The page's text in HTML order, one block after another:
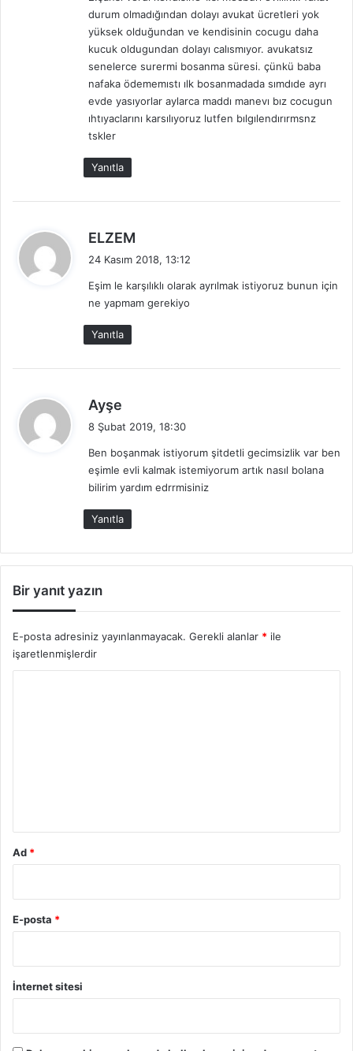
durum olmadığından dolayı avukat ücretleri yok
yüksek olduğundan ve kendisinin cocugu daha
kucuk oldugundan dolayı calısmıyor. avukatsız
senelerce surermi bosanma süresi. çünkü baba
nafaka ödememıstı ılk bosanmadada sımdıde ayrı
evde yasıyorlar aylarca maddı manevı bız cocugun
ıhtıyaclarını karsılıyoruz lutfen bılgılendırırmsnz
tskler
Yanıtla
ELZEM
i
k
24 Kasım 2018, 13:12
Eşim le karşılıklı olarak ayrılmak istiyoruz bunun için
ne yapmam gerekiyo
Yanıtla
Ayşe
i
k
i
:
8 Şubat 2019, 18:30
Ben boşanmak istiyorum şitdetli gecimsizlik var ben
eşimle evli kalmak istemiyorum artık nasıl bolana
bilirim yardım edrrmisiniz
Yanıtla
Bir yanıt yazın
E-posta adresiniz yayınlanmayacak. Gerekli alanlar * ile
işaretlenmişlerdir
Ad *
E-posta *
İnternet sitesi